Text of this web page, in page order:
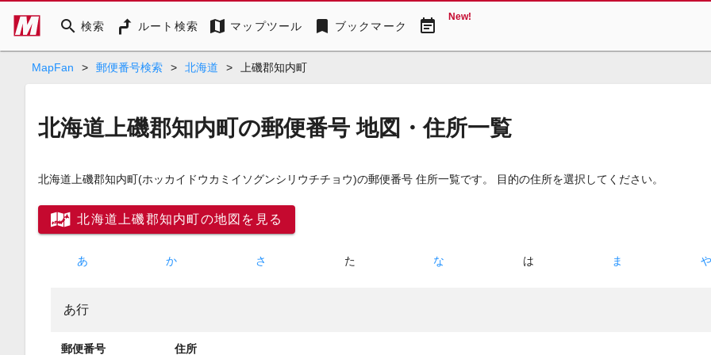
search 検索 ルート検索 map マップツール bookmark ブックマーク event_note New!
MapFan > 郵便番号検索 > 北海道 > 上磯郡知内町
北海道上磯郡知内町の郵便番号 地図・住所一覧
北海道上磯郡知内町(ホッカイドウカミイソグンシリウチチョウ)の郵便番号 住所一覧です。 目的の住所を選択してください。
北海道上磯郡知内町の地図を見る
あ か さ た な は ま や
あ行
郵便番号 住所